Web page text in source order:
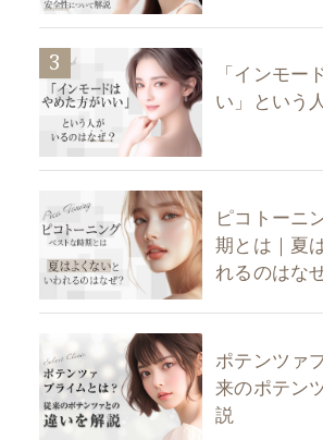
3
「インモー
い」という
ピコトーニ
期とは｜夏
れるのはな
ポテンツァ
来のポテン
説